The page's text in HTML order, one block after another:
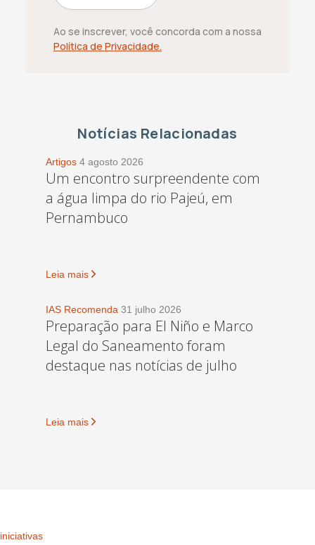
Ao se inscrever, você concorda com a nossa
Política de Privacidade.
Notícias Relacionadas
Artigos 4 agosto 2026
Um encontro surpreendente com
a água limpa do rio Pajeú, em
Pernambuco
Leia mais
IAS Recomenda 31 julho 2026
Preparação para El Niño e Marco
Legal do Saneamento foram
destaque nas notícias de julho
Leia mais
iniciativas